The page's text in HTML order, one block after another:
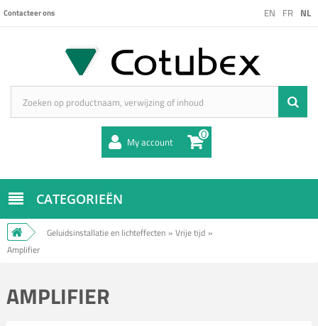
EN FR NL
Contacteer ons
My account 0
CATEGORIEËN
Geluidsinstallatie en lichteffecten » Vrije tijd »
Amplifier
AMPLIFIER